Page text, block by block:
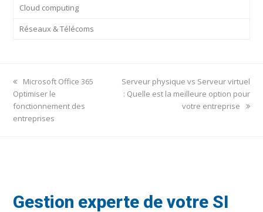
Cloud computing
Réseaux & Télécoms
previous
post:
Microsoft Office 365
Optimiser le
fonctionnement des
entreprises
next
post:
Serveur physique vs Serveur virtuel
: Quelle est la meilleure option pour
votre entreprise
Gestion experte de votre SI